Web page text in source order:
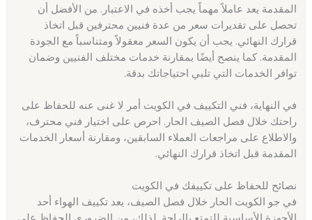
المقدمة يعد عاملاً مهماً يجب أخذه في الاعتبار. من الأفضل أن
تحصل على تقديرات سعر من عدة فنيين محترفين قبل اتخاذ
قرارك النهائي. يجب أن يكون السعر معقولاً ومتناسباً مع الجودة
المقدمة. كما ينصح أيضًا بمقارنة خدمات مختلف الفنيين وضمان
توافر الخدمات التي تلبي احتياجاتك بدقة.
في النهاية، فني التكييف في الكويت أمر لا غنى عنه للحفاظ على
راحتك خلال فصل الصيف الحار. احرص على اختيار فني محترف،
والاطلاع على مراجعات العملاء السابقين، ومقارنة أسعار الخدمات
المقدمة قبل اتخاذ قرارك النهائي.
نصائح للحفاظ على تكييفك في الكويت
في جو الكويت الحار خلال فصل الصيف، يعد تكييف الهواء أحد